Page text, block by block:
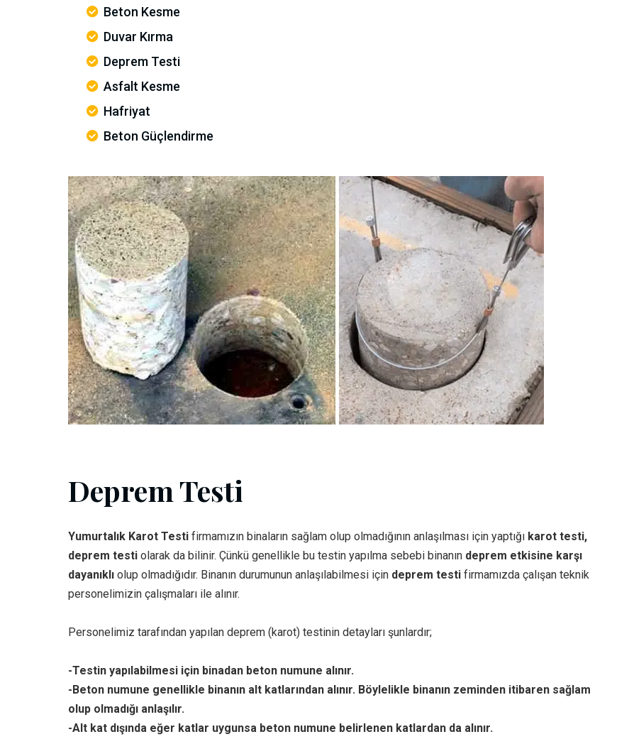
Beton Kesme
Duvar Kırma
Deprem Testi
Asfalt Kesme
Hafriyat
Beton Güçlendirme
Deprem Testi
Yumurtalık Karot Testi firmamızın binaların sağlam olup olmadığının anlaşılması için yaptığı karot testi,
deprem testi olarak da bilinir. Çünkü genellikle bu testin yapılma sebebi binanın deprem etkisine karşı
dayanıklı olup olmadığıdır. Binanın durumunun anlaşılabilmesi için deprem testi firmamızda çalışan teknik
personelimizin çalışmaları ile alınır.
Personelimiz tarafından yapılan deprem (karot) testinin detayları şunlardır;
-Testin yapılabilmesi için binadan beton numune alınır.
-Beton numune genellikle binanın alt katlarından alınır. Böylelikle binanın zeminden itibaren sağlam
olup olmadığı anlaşılır.
-Alt kat dışında eğer katlar uygunsa beton numune belirlenen katlardan da alınır.